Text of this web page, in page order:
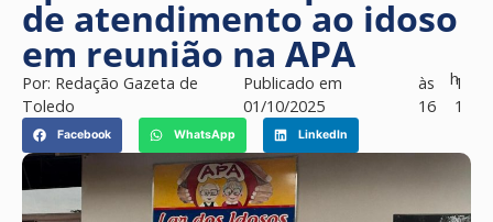
de atendimento ao idoso
em reunião na APA
Por: Redação Gazeta de
Toledo
Publicado em
01/10/2025
às
16
h1
1
Facebook WhatsApp LinkedIn